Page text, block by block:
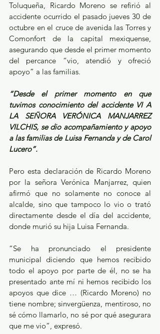
Toluqueña, Ricardo Moreno se refirió al
accidente ocurrido el pasado jueves 30 de
octubre en el cruce de avenida las Torres y
Comonfort de la capital mexiquense,
asegurando que desde el primer momento
del percance “vio, atendió y ofreció
apoyo” a las familias.
“Desde el primer momento en que
tuvimos conocimiento del accidente VI A
LA SEÑORA VERÓNICA MANJARREZ
VILCHIS, se dio acompañamiento y apoyo
a las familias de Luisa Fernanda y de Carol
Lucero”.
Pero esta declaración de Ricardo Moreno
por la señora Verónica Manjarrez, quien
afirmó que no solamente no conoce al
alcalde, sino que tampoco lo vio o trató
directamente desde el día del accidente,
donde murió su hija Luisa Fernanda.
“Se ha pronunciado el presidente
municipal diciendo que hemos recibido
todo el apoyo por parte de él, no se ha
presentado ante mí ni hemos recibido los
apoyos que dice … (Ricardo Moreno) no
tiene nombre; sinvergüenza, mentiroso, no
sé cómo llamarlo, no sé por qué asegurara
que me vio”, expresó.